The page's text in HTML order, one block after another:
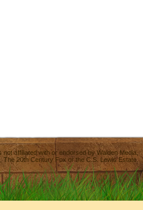
not affiliated with or endorsed byWalden Media
,The 20th Century Fox or the C.S. Lewis Estate.